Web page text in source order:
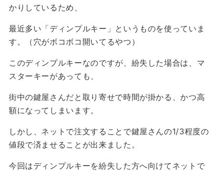
かりしているため、
最近多い 「ディンプルキー」 というものを使っていま
す。（穴がボコボコ開いてるやつ）
このディンプルキーなのですが、紛失した場合は、マ
スターキーがあっても、
街中の鍵屋さんだと取り寄せで時間が掛かる、かつ高
額になってしまいます。
しかし、 ネットで注文することで鍵屋さんの1/3程度の
値段で済ませることが出来ました。
今回はディンプルキーを紛失した方へ向けてネットで